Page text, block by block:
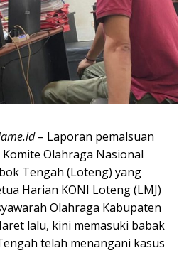
– Laporan pemalsuan
Olahraga Nasional
Tengah (Loteng) yang
Harian KONI Loteng (LMJ)
Olahraga Kabupaten
lalu, kini memasuki babak
telah menangani kasus